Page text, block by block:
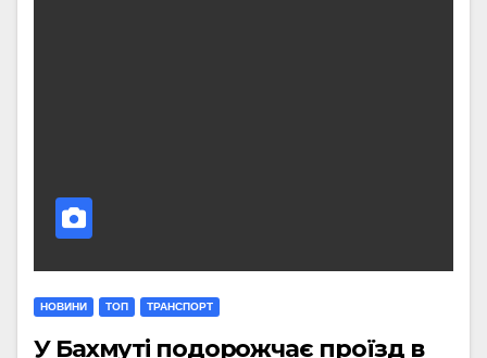
НОВИНИ ТОП ТРАНСПОРТ
У Бахмуті подорожчає проїзд в